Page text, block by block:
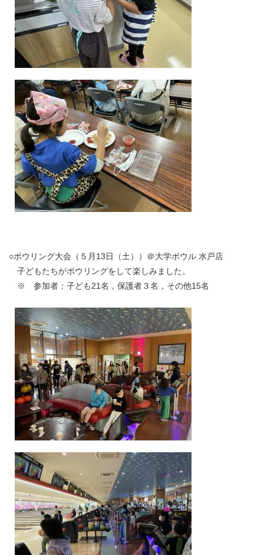
○ボウリング大会（５月13日（土））＠大学ボウル 水戸店
子どもたちがボウリングをして楽しみました。
※ 参加者：子ども21名，保護者３名，その他15名